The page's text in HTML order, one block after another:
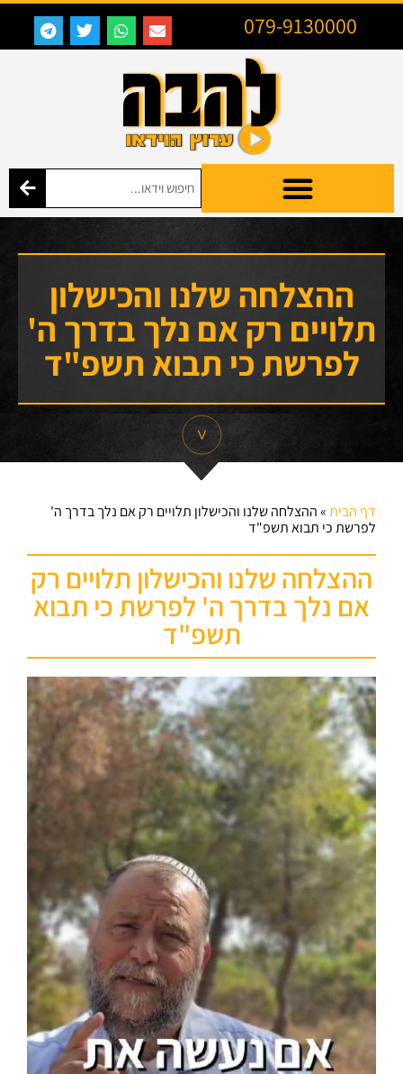
079-9130000
ההצלחה שלנו והכישלון
תלויים רק אם נלך בדרך ה'
לפרשת כי תבוא תשפ"ד
דף הבית»ההצלחה שלנו והכישלון תלויים רק אם נלך בדרך ה'
לפרשת כי תבוא תשפ"ד
ההצלחה שלנו והכישלון תלויים רק
אם נלך בדרך ה' לפרשת כי תבוא
תשפ"ד